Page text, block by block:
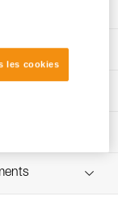
les cookies